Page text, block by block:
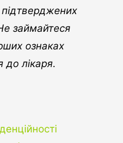
займайтеся
ознаках
до лікаря.